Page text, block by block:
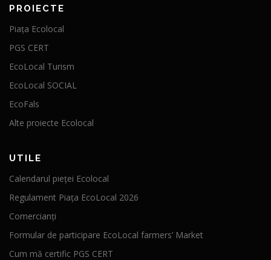
PROIECTE
Piața Ecolocal
PGS CERT
EcoLocal Turism
EcoLocal SOCIAL
EcoFals
Alte proiecte Ecolocal
UTILE
Calendarul pieței Ecolocal
Regulament Piața EcoLocal 2026
Comercianți
Formular de participare EcoLocal farmers’ Market
Cum mă certific PGS CERT